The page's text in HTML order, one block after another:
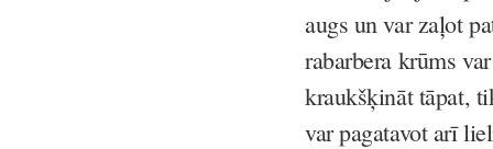
augs un var zaļot
rabarbera krūms
kraukšķināt tāpat,
var pagatavot arī